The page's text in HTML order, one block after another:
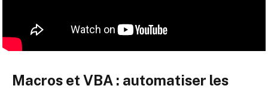
Macros et VBA : automatiser les